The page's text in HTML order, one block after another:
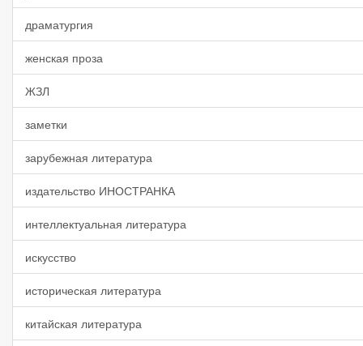
драматургия
женская проза
ЖЗЛ
заметки
зарубежная литература
издательство ИНОСТРАНКА
интеллектуальная литература
искусство
историческая литература
китайская литература